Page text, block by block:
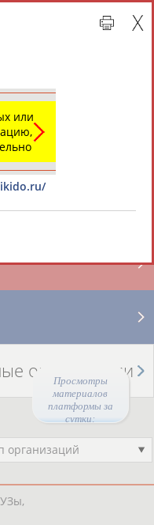
Просмотры
материалов
платформы за
сутки:
организации
организаций
или